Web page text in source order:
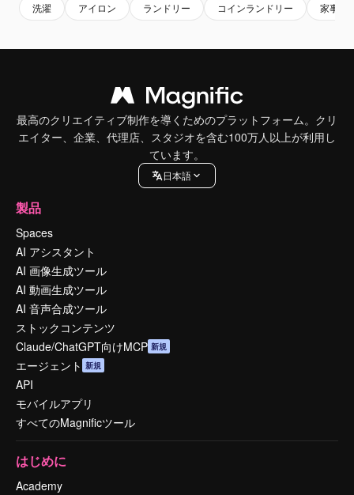
洗濯 アイロン ランドリー コインランドリー 家事
最高のクリエイティブ制作を導くためのプラットフォーム。クリ
エイター、企業、代理店、スタジオを含む100万人以上が利用し
ています。
日本語
製品
Spaces
AI アシスタント
AI 画像生成ツール
AI 動画生成ツール
AI 音声合成ツール
ストックコンテンツ
Claude/ChatGPT向けMCP 新規
エージェント 新規
API
モバイルアプリ
すべてのMagnificツール
はじめに
Academy